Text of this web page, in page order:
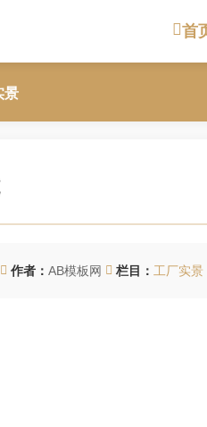
首
景
作者： AB模板网 栏目： 工厂实景